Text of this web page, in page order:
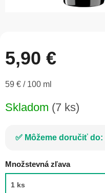
5,90 €
Jednotková
59 € / 100 ml
Skladom (7 ks)
Môžeme doručiť do:
Množstevná zľava
1 ks